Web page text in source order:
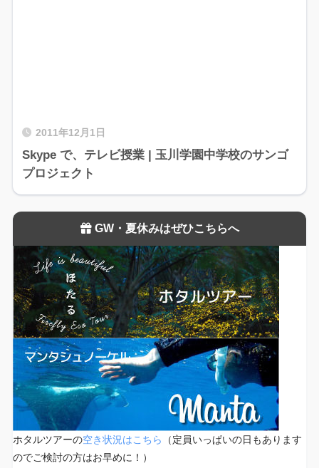
2011年12月1日
Skype で、テレビ授業 | 玉川学園中学校のサンゴ
プロジェクト
GW・夏休みはぜひこちらへ
ホタルツアーの空き状況はこちら
（定員いっぱいの日もあります
のでご検討の方はお早めに！）